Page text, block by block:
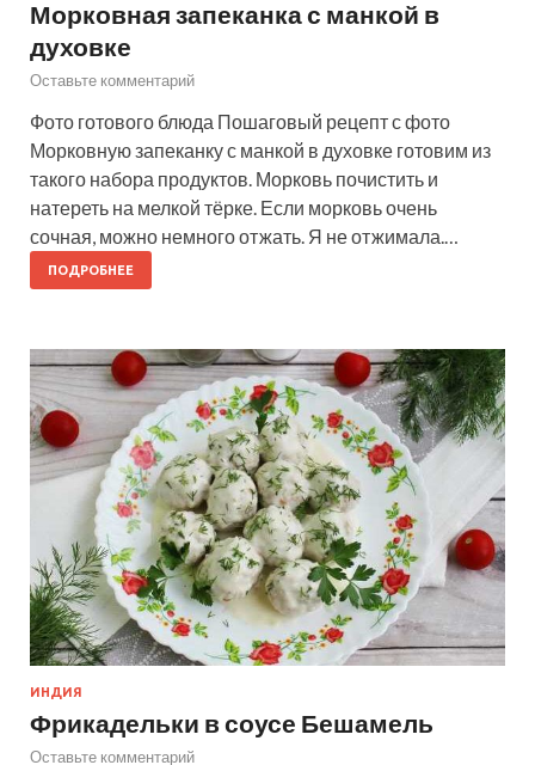
Морковная запеканка с манкой в
духовке
Оставьте комментарий
Фото готового блюда Пошаговый рецепт с фото
Морковную запеканку с манкой в духовке готовим из
такого набора продуктов. Морковь почистить и
натереть на мелкой тёрке. Если морковь очень
сочная, можно немного отжать. Я не отжимала.…
ПОДРОБНЕЕ
ИНДИЯ
Фрикадельки в соусе Бешамель
Оставьте комментарий